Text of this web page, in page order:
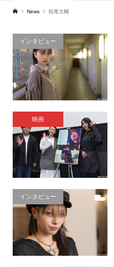
News 松尾大輔
インタビュー
映画
インタビュー